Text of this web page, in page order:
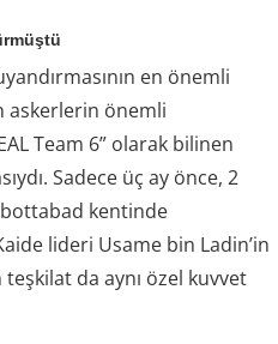
en önemli
askerlerin önemli
Team 6” olarak bilinen
Sadece üç ay önce, 2
kentinde
lideri Usame bin Ladin’in
da aynı özel kuvvet